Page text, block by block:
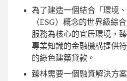
為了建造一個結合「環境
（ESG）概念的世界級綜
服務為核⼼的宜居環境，
專業知識的金融機構提供
的綠色建築貸款。
臻林需要一個融資解決方